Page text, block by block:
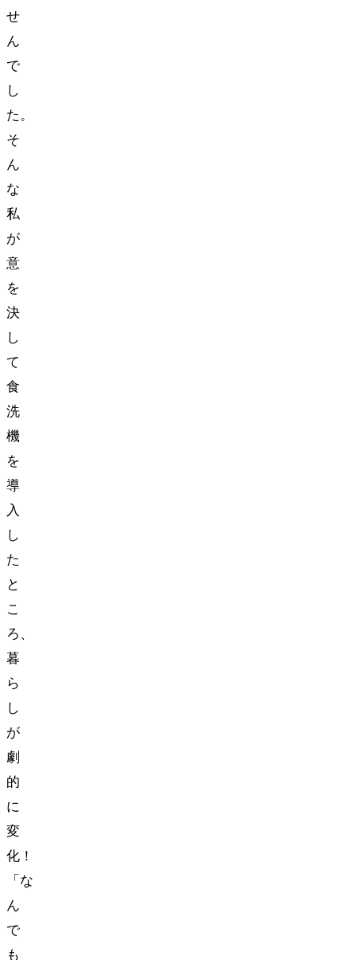
せ
ん
で
し
た。
そ
ん
な
私
が
意
を
決
し
て
食
洗
機
を
導
入
し
た
と
こ
ろ、
暮
ら
し
が
劇
的
に
変
化！
「な
ん
で
も